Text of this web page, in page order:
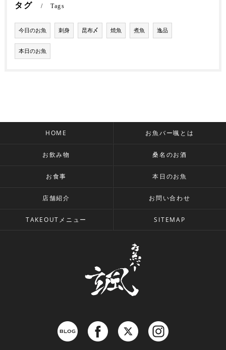
タグ Tags
今日のお魚 刺身 昆布〆 焼魚 煮魚 逸品
本日のお魚
HOME お魚バー颯とは
お飲み物 桑名のお酒
お食事 本日のお魚
店舗紹介 お問い合わせ
TAKEOUTメニュー SITEMAP